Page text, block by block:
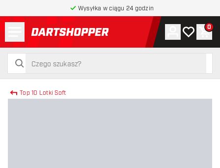
Wysyłka w ciągu 24 godzin
powrót do strony głównej
szukaj
szukaj
Konto
Moja lista
0
Top 10 Lotki Soft